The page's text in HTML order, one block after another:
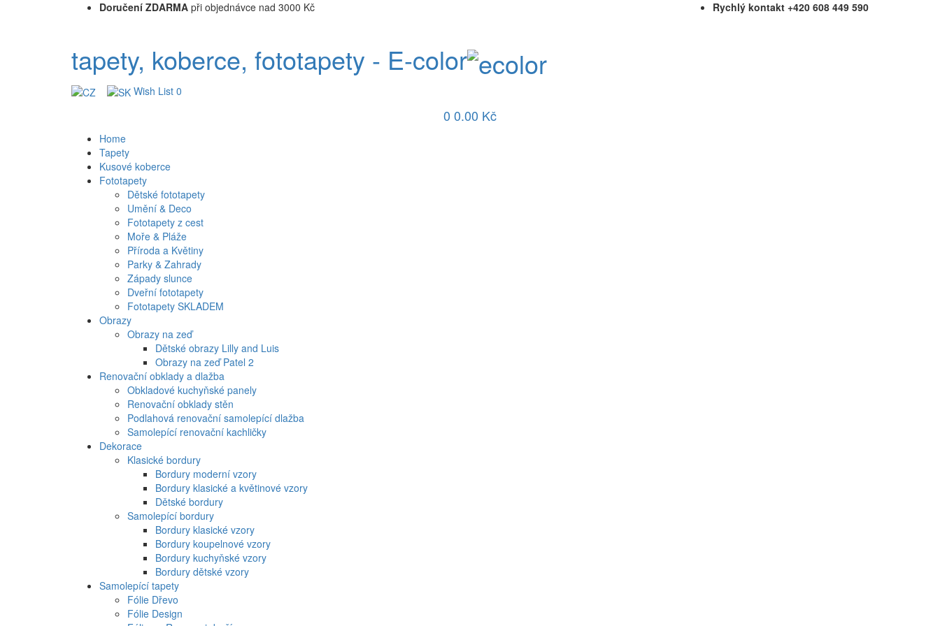
Doručení ZDARMA při objednávce nad 3000 Kč Rychlý kontakt +420 608 449 590
tapety, koberce, fototapety - E-color
Wish List 0
0 0.00 Kč
Home
Tapety
Kusové koberce
Fototapety
Dětské fototapety
Umění & Deco
Fototapety z cest
Moře & Pláže
Příroda a Květiny
Parky & Zahrady
Západy slunce
Dveřní fototapety
Fototapety SKLADEM
Obrazy
Obrazy na zeď
Dětské obrazy Lilly and Luis
Obrazy na zeď Patel 2
Renovační obklady a dlažba
Obkladové kuchyňské panely
Renovační obklady stěn
Podlahová renovační samolepící dlažba
Samolepící renovační kachličky
Dekorace
Klasické bordury
Bordury moderní vzory
Bordury klasické a květinové vzory
Dětské bordury
Samolepící bordury
Bordury klasické vzory
Bordury koupelnové vzory
Bordury kuchyňské vzory
Bordury dětské vzory
Samolepící tapety
Fólie Dřevo
Fólie Design